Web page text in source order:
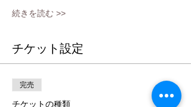
続きを読む >>
チケット設定
完売
チケットの種類